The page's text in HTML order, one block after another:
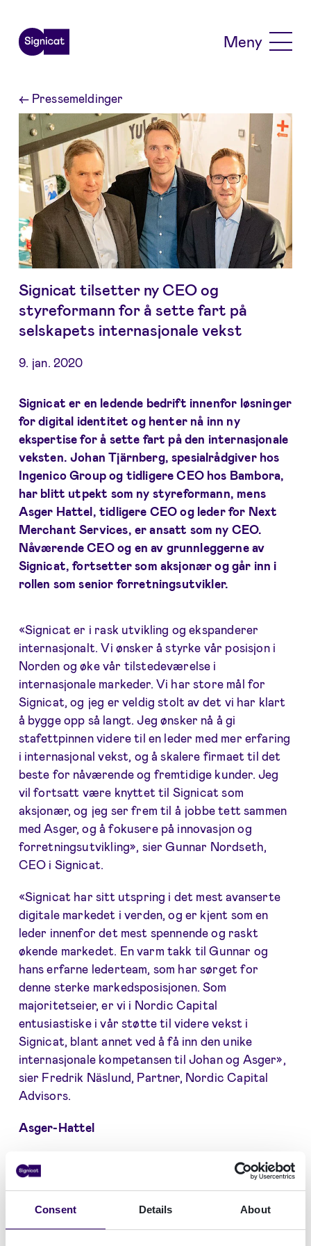
Consent Details About
Meny
←Pressemeldinger
9. jan. 2020
Signicat tilsetter ny CEO og
styreformann for å sette fart på
selskapets internasjonale vekst
Signicat er en ledende bedrift innenfor løsninger
for digital identitet og henter nå inn ny
ekspertise for å sette fart på den internasjonale
veksten. Johan Tjärnberg, spesialrådgiver hos
Ingenico Group og tidligere CEO hos Bambora,
har blitt utpekt som ny styreformann, mens
Asger Hattel, tidligere CEO og leder for Next
Merchant Services, er ansatt som ny CEO.
Nåværende CEO og en av grunnleggerne av
Signicat, fortsetter som aksjonær og går inn i
rollen som senior forretningsutvikler.
«Signicat er i rask utvikling og ekspanderer
internasjonalt. Vi ønsker å styrke vår posisjon i
Norden og øke vår tilstedeværelse i
internasjonale markeder. Vi har store mål for
Signicat, og jeg er veldig stolt av det vi har klart
å bygge opp så langt. Jeg ønsker nå å gi
stafettpinnen videre til en leder med mer erfaring
i internasjonal vekst, og å skalere firmaet til det
beste for nåværende og fremtidige kunder. Jeg
vil fortsatt være knyttet til Signicat som
aksjonær, og jeg ser frem til å jobbe tett sammen
med Asger, og å fokusere på innovasjon og
forretningsutvikling», sier Gunnar Nordseth,
CEO i Signicat.
«Signicat har sitt utspring i det mest avanserte
digitale markedet i verden, og er kjent som en
leder innenfor det mest spennende og raskt
økende markedet. En varm takk til Gunnar og
hans erfarne lederteam, som har sørget for
denne sterke markedsposisjonen. Som
majoritetseier, er vi i Nordic Capital
entusiastiske i vår støtte til videre vekst i
Signicat, blant annet ved å få inn den unike
internasjonale kompetansen til Johan og Asger»,
sier Fredrik Näslund, Partner, Nordic Capital
Advisors.
Asger-Hattel